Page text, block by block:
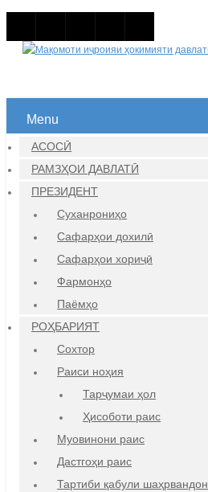
Menu
АСОСӢ
РАМЗҲОИ ДАВЛАТӢ
ПРЕЗИДЕНТ
Суханрониҳо
Сафарҳои дохилӣ
Сафарҳои хориҷӣ
Фармонҳо
Паёмҳо
РОҲБАРИЯТ
Сохтор
Раиси ноҳия
Тарҷумаи ҳол
Ҳисоботи раис
Муовинони раис
Дастгоҳи раис
Тартиби қабули шаҳрвандон